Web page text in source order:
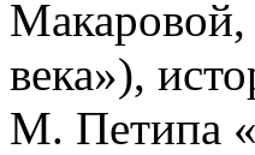
Макаровой,
века»),
М. Петипа